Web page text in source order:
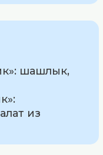
шашлык,
из